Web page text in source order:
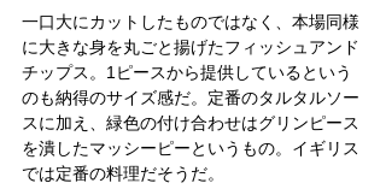
一口大にカットしたものではなく、本場同様
に大きな身を丸ごと揚げたフィッシュアンド
チップス。1ピースから提供しているという
のも納得のサイズ感だ。定番のタルタルソー
スに加え、緑色の付け合わせはグリンピース
を潰したマッシーピーというもの。イギリス
では定番の料理だそうだ。